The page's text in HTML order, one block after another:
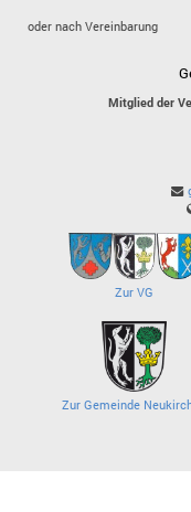
oder nach Vereinbarung
Mitglied der
Zur VG
Zur Gemeinde